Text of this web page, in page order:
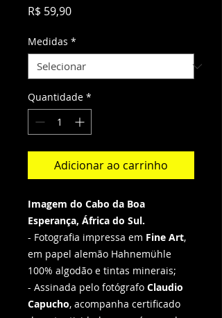
R$ 59,90Preço
Medidas *
Quantidade *
Adicionar ao carrinho
Imagem do Cabo da Boa
Esperança, África do Sul.
- Fotografia impressa em Fine Art,
em papel alemão Hahnemühle
100% algodão e tintas minerais;
- Assinada pelo fotógrafo Claudio
Capucho, acompanha certificado